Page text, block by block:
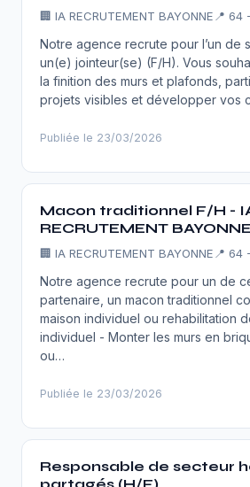
🏢 IA RECRUTEMENT BAYONNE 📍 64
Notre agence recrute pour l’un de
un(e) jointeur(se) (F/H). Vous
la finition des murs et plafonds,
projets visibles et développer vos
Publiée le 23/03/2026
Macon traditionnel F/H -
RECRUTEMENT BAYONNE
🏢 IA RECRUTEMENT BAYONNE 📍 64
Notre agence recrute pour un de
partenaire, un macon traditionnel
maison individuel ou rehabilitation
individuel - Monter les murs en
ou…
Publiée le 23/03/2026
Responsable de secteur